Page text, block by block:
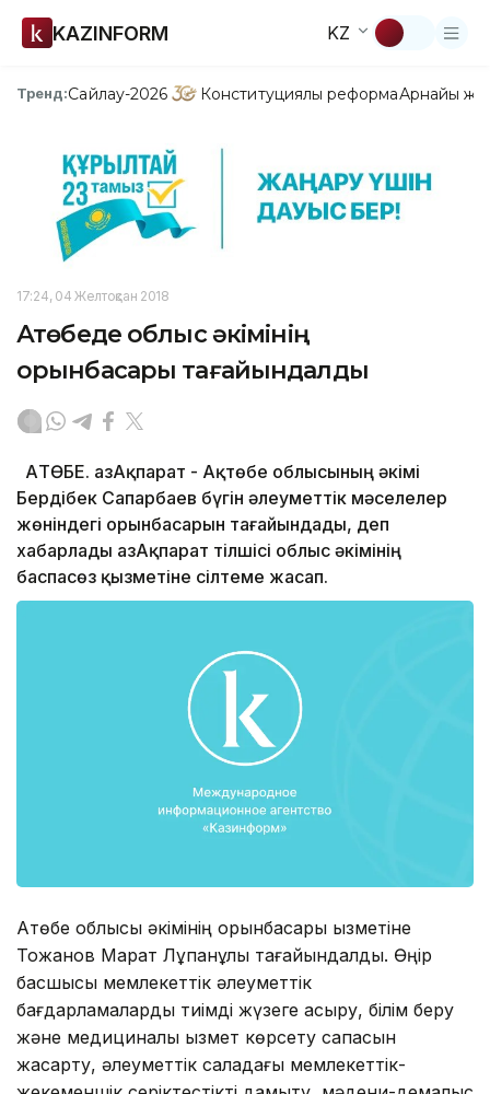
KAZINFORM KZ
Тренд:Сайлау-2026 Конституциялық реформаАрнайы
17:24, 04 Желтоқсан 2018
Ақтөбеде облыс әкімінің
орынбасары тағайындалды
АҚТӨБЕ. ҚазАқпарат - Ақтөбе облысының әкімі
Бердібек Сапарбаев бүгін әлеуметтік мәселелер
жөніндегі орынбасарын тағайындады, деп
хабарлады ҚазАқпарат тілшісі облыс әкімінің
баспасөз қызметіне сілтеме жасап.
Ақтөбе облысы әкімінің орынбасары қызметіне
Тоқжанов Марат Лұқпанұлы тағайындалды. Өңір
басшысы мемлекеттік әлеуметтік
бағдарламаларды тиімді жүзеге асыру, білім беру
және медициналық қызмет көрсету сапасын
жақсарту, әлеуметтік саладағы мемлекеттік-